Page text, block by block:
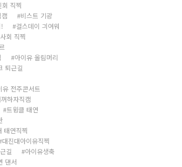
직찍
비스트 기광
걸스데이 긔여워
회 직찍
아이유 올림머리
퇴근길
유 전주콘서트
하자직캠
트윙클 태연
태연직찍
대진대아이유직찍
길
아이유생축
댄서